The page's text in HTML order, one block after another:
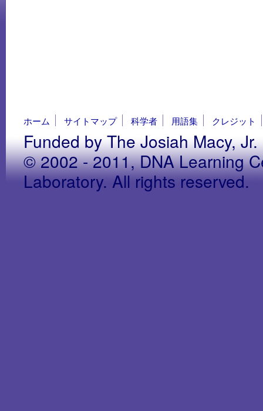
ホーム サイトマップ 科学者 用語集 クレジット
Funded by The Josiah Macy,
© 2002 - 2011, DNA Learning
Laboratory. All rights reserved.